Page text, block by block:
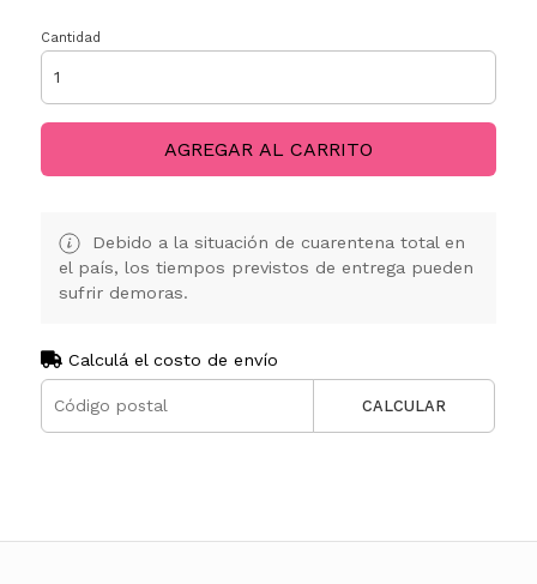
Cantidad
AGREGAR AL CARRITO
Debido a la situación de cuarentena total en
el país, los tiempos previstos de entrega pueden
sufrir demoras.
Calculá el costo de envío
CALCULAR